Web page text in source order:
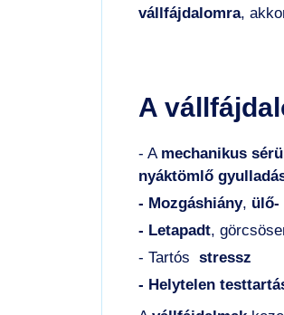
vállfájdalomra,
A
- A mechanikus
nyáktömlő
- Mozgáshiány, ülő-
- Letapadt,
- Tartós stressz
- Helytelen